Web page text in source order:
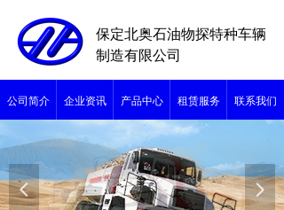
保定北奥石油物探特种车辆
制造有限公司
넳 넲
公司简介 企业资讯 产品中心 租赁服务 联系我们